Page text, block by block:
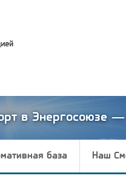
в Энергосоюзе
база Наш